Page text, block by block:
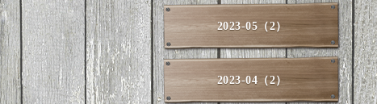
2023-05（2）
2023-04（2）